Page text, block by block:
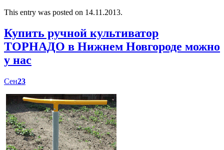
This entry was posted on 14.11.2013.
Купить ручной культиватор
ТОРНАДО в Нижнем Новгороде можно
у нас
Сен23